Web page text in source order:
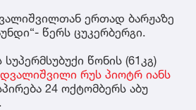
ერთად ბარჟაზე
წერს ცუკერბერგი.
წონის (61კგ)
რუს პიოტრ იანს
24 ოქტომბერს აბუ